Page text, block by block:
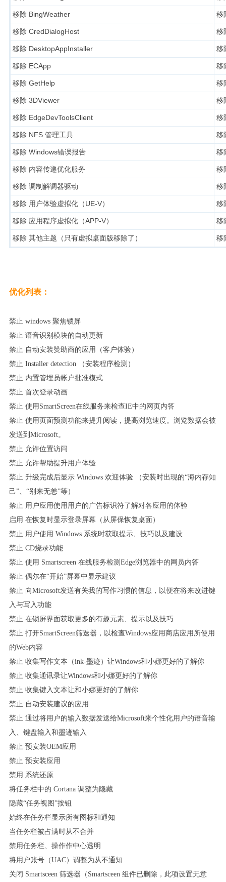
移除 BingWeather 移
移除 CredDialogHost 移
移除 DesktopAppInstaller 移
移除 ECApp 移
移除 GetHelp 移
移除 3DViewer 移
移除 EdgeDevToolsClient 移
移除 NFS 管理工具 移
移除 Windows错误报告 移
移除 内容传递优化服务 移
移除 调制解调器驱动 移
移除 用户体验虚拟化（UE-V） 移
移除 应用程序虚拟化（APP-V） 移
移除 其他主题（只有虚拟桌面版移除了） 移
优化列表：
禁止 windows 聚焦锁屏
禁止 语音识别模块的自动更新
禁止 自动安装赞助商的应用（客户体验）
禁止 Installer detection （安装程序检测）
禁止 内置管埋员帐户批准模式
禁止 首次登录动画
禁止 使用SmartScreen在线服务来检查IE中的网页内答
禁止 使用页面预测功能来提升阅读，提高浏览速度。浏览数据会被
发送到Microsoft。
禁止 允许位置访问
禁止 允许帮助提升用户体验
禁止 升级完成后显示 Windows 欢迎体验 （安装时出现的“海内存知
己”、“别来无恙”等）
禁止 用户应用使用用户的广告标识符了解对各应用的体验
启用 在恢复时显示登录屏幕（从屏保恢复桌面）
禁止 用户使用 Windows 系统时获取提示、技巧以及建设
禁止 CD烧录功能
禁止 使用 Smartscreen 在线服务检测Edge浏览器中的网员内答
禁止 偶尔在“开始”屏幕中显示建议
禁止 向Microsoft发送有关我的写作习惯的信息，以便在将来改进键
入与写入功能
禁止 在锁屏界面获取更多的有趣元素、提示以及技巧
禁止 打开SmartScreen筛迭器，以检查Windows应用商店应用所使用
的Web内容
禁止 收集写作文本（ink-墨迹）让Windows和小娜更好的了解你
禁止 收集通讯录让Windows和小娜更好的了解你
禁止 收集键入文本让和小娜更好的了解你
禁止 自动安装建议的应用
禁止 通过将用户的输入数据发送给Microsoft来个性化用户的语音输
入、键盘输入和墨迹输入
禁止 预安装OEM应用
禁止 预安装应用
禁用 系统还原
将任务栏中的 Cortana 调整为隐藏
隐藏“任务视图”按钮
始终在任务栏显示所有图标和通知
当任务栏被占满时从不合并
禁用任务栏、操作作中心透明
将用户账号（UAC）调整为从不通知
关闭 Smartsceen 筛选器（Smartsceen 组件已删除，此项设置无意